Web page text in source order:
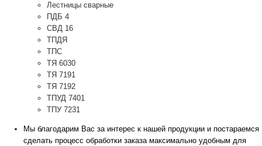
Лестницы сварные
ПДБ 4
СВД 16
ТПДЯ
ТПС
ТЯ 6030
ТЯ 7191
ТЯ 7192
ТПУД 7401
ТПУ 7231
Мы благодарим Вас за интерес к нашей продукции и постараемся
сделать процесс обработки заказа максимально удобным для